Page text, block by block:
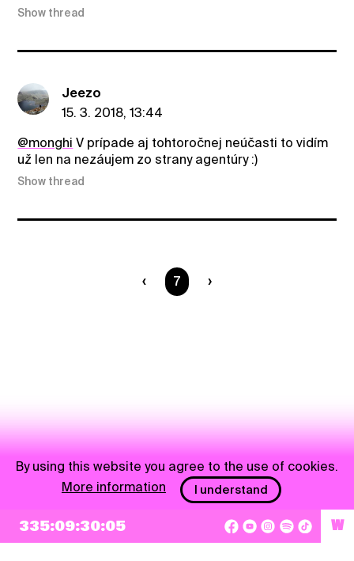
Show thread
Jeezo
15. 3. 2018, 13:44
@monghi V prípade aj tohtoročnej neúčasti to vidím
už len na nezáujem zo strany agentúry :)
Show thread
You are on page
7
335:09:30:04 W
By using this website you agree to the use of cookies.
More information
I understand